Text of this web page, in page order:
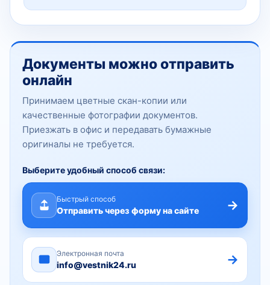
Документы можно отправить
онлайн
Принимаем цветные скан-копии или
качественные фотографии документов.
Приезжать в офис и передавать бумажные
оригиналы не требуется.
Выберите удобный способ связи:
Быстрый способ
Отправить через форму на сайте →
Электронная почта
info@vestnik24.ru →